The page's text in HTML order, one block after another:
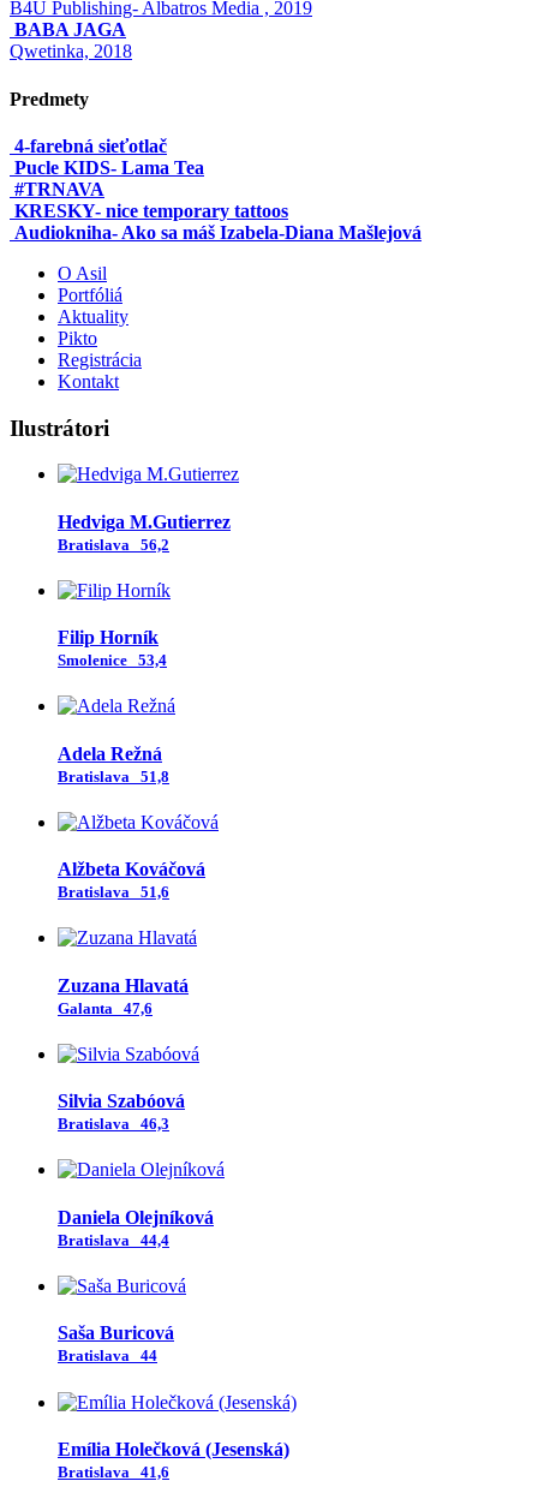
B4U Publishing- Albatros Media , 2019
BABA JAGA
Qwetinka, 2018
Predmety
4-farebná sieťotlač
Pucle KIDS- Lama Tea
#TRNAVA
KRESKY- nice temporary tattoos
Audiokniha- Ako sa máš Izabela-Diana Mašlejová
O Asil
Portfóliá
Aktuality
Pikto
Registrácia
Kontakt
Ilustrátori
Hedviga M.Gutierrez
Bratislava 56,2
Filip Horník
Smolenice 53,4
Adela Režná
Bratislava 51,8
Alžbeta Kováčová
Bratislava 51,6
Zuzana Hlavatá
Galanta 47,6
Silvia Szabóová
Bratislava 46,3
Daniela Olejníková
Bratislava 44,4
Saša Buricová
Bratislava 44
Emília Holečková (Jesenská)
Bratislava 41,6